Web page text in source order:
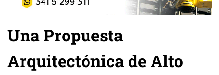
Una Propuesta
Arquitectónica de Alto